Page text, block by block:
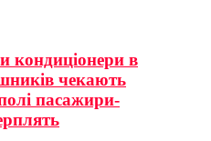
кондиціонери в
чекають
пасажири-